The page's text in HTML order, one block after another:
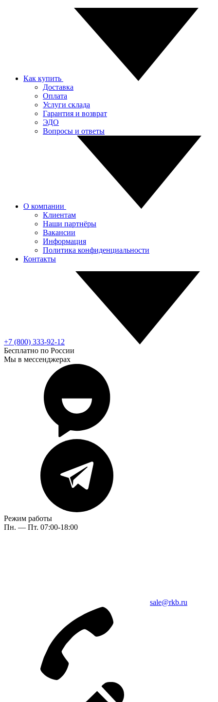
Как купить
Доставка
Оплата
Услуги склада
Гарантия и возврат
ЭДО
Вопросы и ответы
О компании
Клиентам
Наши партнёры
Вакансии
Информация
Политика конфиденциальности
Контакты
+7 (800) 333-92-12
Бесплатно по России
Мы в мессенджерах
Режим работы
Пн. — Пт. 07:00-18:00
sale@rkb.ru